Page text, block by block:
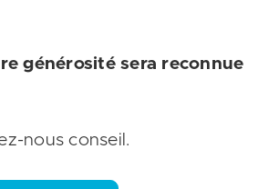
générosité sera reconnue
nous conseil.